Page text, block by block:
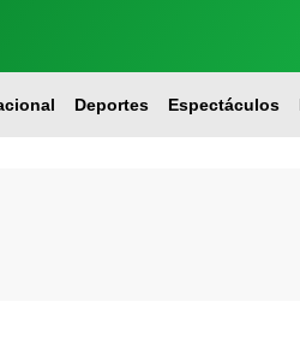
Deportes Espectáculos